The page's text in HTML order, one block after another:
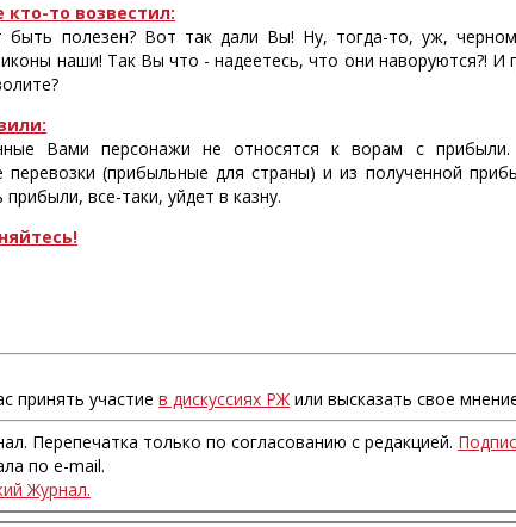
то возвестил:
полезен? Вот так дали Вы! Ну, тогда-то, уж,
наши! Так Вы что - надеетесь, что они наворуются?! И
Вами персонажи не относятся к ворам с
перевозки (прибыльные для страны) и из полученной
прибыли, все-таки, уйдет в казну.
принять участиев дискуссиях РЖ или высказать свое
Перепечатка только по согласованию с редакцией.
по e-mail.
Журнал.